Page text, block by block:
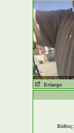
Enlarge
Βάθος: